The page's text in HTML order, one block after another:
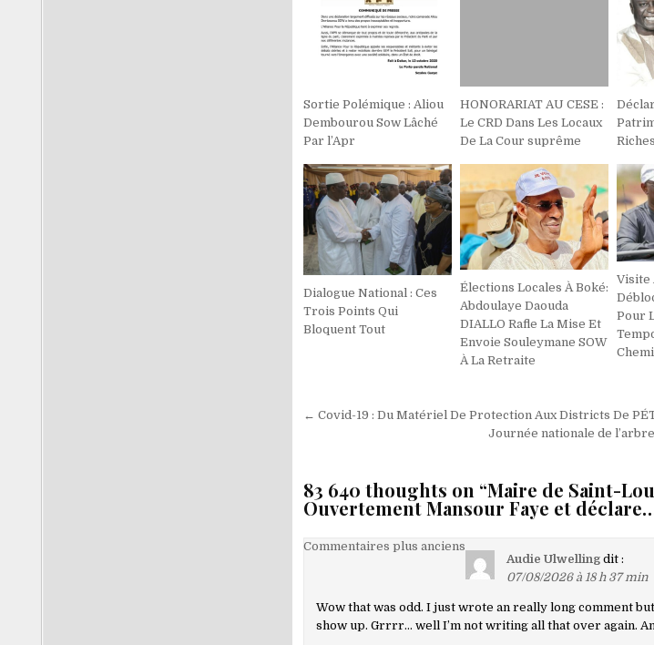
Sortie Polémique : Aliou
Dembourou Sow Lâché
Par l’Apr
HONORARIAT AU CESE :
Le CRD Dans Les Locaux
De La Cour suprême
Dialogue National : Ces
Trois Points Qui
Bloquent Tout
Élections Locales À Boké:
Abdoulaye Daouda
DIALLO Rafle La Mise Et
Envoie Souleymane SOW
À La Retraite
Visite
Pour
Navigation
← Covid-19 : Du Matériel De Protection Aux Districts De
Journée nationale de
83 640 thoughts on “Maire de Saint-
Ouvertement Mansour Faye et
Navigation
les
commentaires
Commentaires plus anciens
Audie Ulwelling dit :
07/08/2026 à 18 h 37 min
Wow that was odd. I just wrote an really long comment
show up. Grrrr… well I’m not writing all that over again.